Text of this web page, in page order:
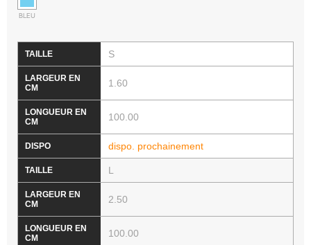
BLEU
S
1.60
100.00
dispo. prochainement
L
2.50
100.00